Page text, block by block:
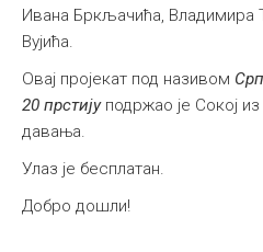
Ивана Бркљачића, Владимира
Вујића.
Овај пројекат под називом
20 прстијуподржао је Сокој
давања.
Улаз је бесплатан.
Добро дошли!